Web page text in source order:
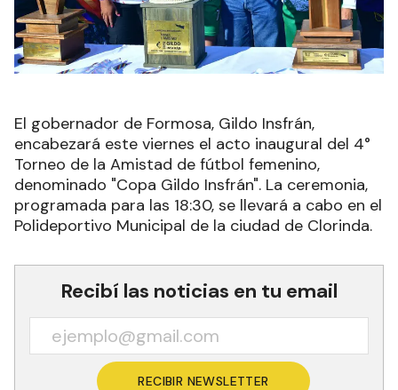
El gobernador de Formosa, Gildo Insfrán,
encabezará este viernes el acto inaugural del 4°
Torneo de la Amistad de fútbol femenino,
denominado "Copa Gildo Insfrán". La ceremonia,
programada para las 18:30, se llevará a cabo en el
Polideportivo Municipal de la ciudad de Clorinda.
Recibí las noticias en tu email
RECIBIR NEWSLETTER